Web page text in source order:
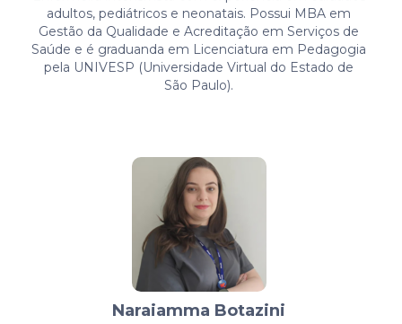
adultos, pediátricos e neonatais. Possui MBA em
Gestão da Qualidade e Acreditação em Serviços de
Saúde e é graduanda em Licenciatura em Pedagogia
pela UNIVESP (Universidade Virtual do Estado de
São Paulo).
Naraiamma Botazini